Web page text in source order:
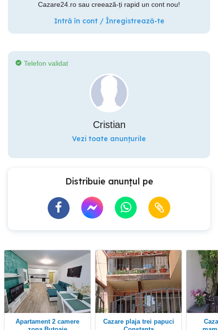
Cazare24.ro sau creează-ți rapid un cont nou!
Intră în cont / Înregistrează-te
Telefon validat
Cristian
Vezi toate anunțurile
Distribuie anunțul pe
Apartament 2 camere
Cazare plaja trei papuci
cazare constanta